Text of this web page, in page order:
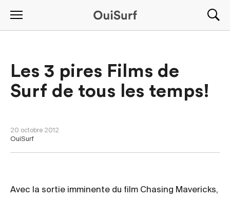
Les 3 pires Films de
Surf de tous les temps!
20 octobre 2012
OuiSurf
Avec la sortie imminente du film Chasing Mavericks,